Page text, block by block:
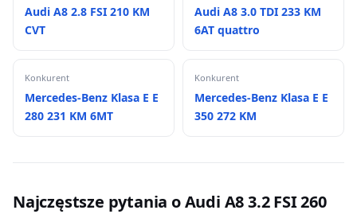
Audi A8 2.8 FSI 210 KM
CVT
Audi A8 3.0 TDI 233 KM
6AT quattro
Konkurent
Mercedes-Benz Klasa E E
280 231 KM 6MT
Konkurent
Mercedes-Benz Klasa E E
350 272 KM
Najczęstsze pytania o Audi A8 3.2 FSI 260